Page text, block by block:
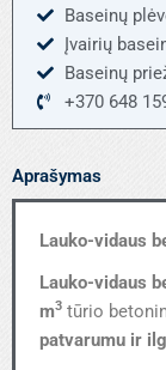
Baseinų
Įvairių
Baseinų
+370 648
Aprašymas
Lauko-vidaus
Lauko-vidaus
m3 tūrio
patvarumu ir